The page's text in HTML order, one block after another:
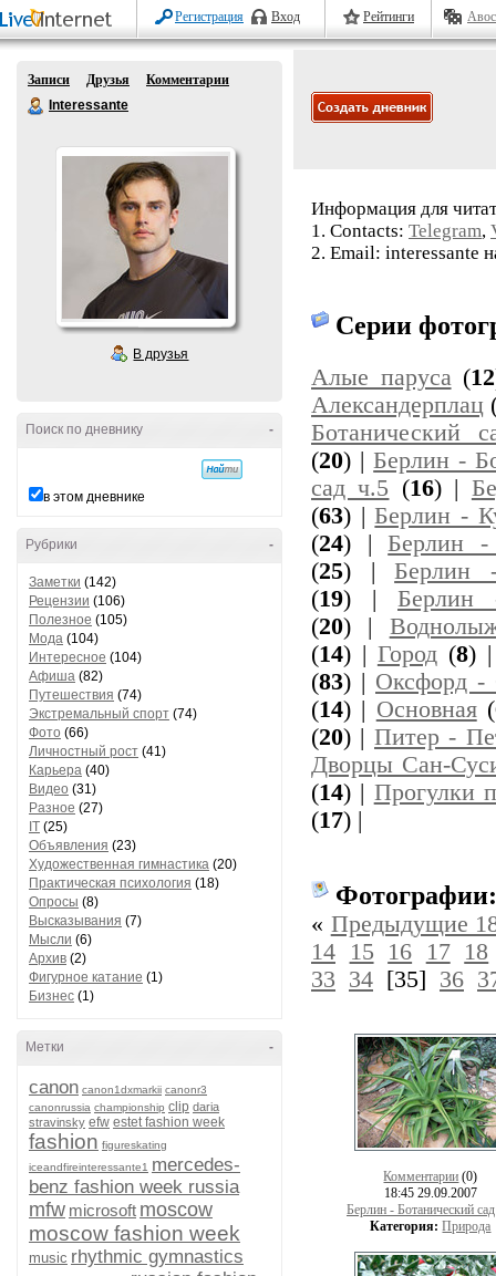
Регистрация Вход Рейтинги
Записи Друзья
Комментарии
Interessante
В друзья
-
Поиск по дневнику
в этом дневнике
-
Рубрики
Заметки (142)
Рецензии (106)
Полезное (105)
Мода (104)
Интересное (104)
Афиша (82)
Путешествия (74)
Экстремальный спорт (74)
Фото (66)
Личностный рост (41)
Карьера (40)
Видео (31)
Разное (27)
IT (25)
Объявления (23)
Художественная гимнастика (20)
Практическая психология (18)
Опросы (8)
Высказывания (7)
Мысли (6)
Архив (2)
Фигурное катание (1)
Бизнес (1)
-
Метки
canon canon1dxmarkii canonr3
canonrussia championship clip daria
stravinsky efw estet fashion week
fashion figureskating
iceandfireinteressante1 mercedes-
benz fashion week russia
mfw microsoft moscow
moscow fashion week
music rhythmic gymnastics
Информация для
1. Contacts: Telegram,
2. Email: interessante
Серии
Алые паруса(12
Александерплац
Ботанический
(20) |Берлин -
сад ч.5 (16) |
(63) |Берлин -
(24) |Берлин -
(25) |Берлин
(19) | Берлин
(20) |
(14) | Город(8)
(83) | Оксфорд -
(14) | Основная(
(20) | Питер -
Дворцы Сан-
(14) | Прогулки
(17) |
Фотографии:
« Предыдущие
14
15 16 17 18
33 34 [35] 36
Комментарии (0)
18:45 29.09.2007
Берлин - Ботанический
Категория: Природа